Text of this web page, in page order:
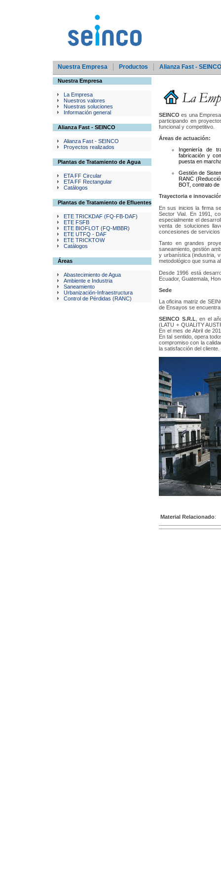
Nuestra Empresa Productos Alianza Fast -
Nuestra Empresa
La Empresa
Nuestros valores
Nuestras soluciones
Información general
Alianza Fast - SEINCO
Alianza Fast - SEINCO
Proyectos realizados
Plantas de Tratamiento de Agua
ETA FF Circular
ETA FF Rectangular
Catálogos
Plantas de Tratamiento de Efluentes
ETE TRICKDAF (FQ-FB-DAF)
ETE FSFB
ETE BIOFLOT (FQ-MBBR)
ETE UTFQ - DAF
ETE TRICKTOW
Catálogos
Áreas
Abastecimiento de Agua
Ambiente e Industria
Saneamiento
Urbanización-Infraestructura
Control de Pérdidas (RANC)
SEINCO es una
participando en
funcional y competitivo.
Áreas de actuación:
Ingeniería de
fabricación y
puesta en
Gestión de
RANC
BOT, contrato
Trayectoria e
En sus inicios la firma
Sector Vial. En 1991,
especialmente el
venta de soluciones
concesiones de
Tanto en grandes
saneamiento, gestión
y urbanística (industria,
metodológico que suma
Desde 1996 está
Ecuador, Guatemala,
Sede
La oficina matriz de
de Ensayos se
SEINCO S.R.L , en el
(LATU + QUALITY
En el mes de Abril de
En tal sentido, opera
compromiso con la
la satisfacción del cliente.
Material Relacionado